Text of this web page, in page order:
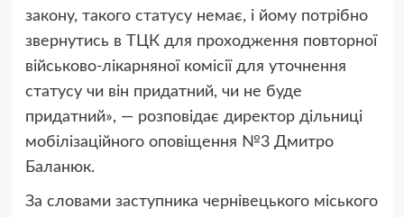
закону, такого статусу немає, і йому потрібно
звернутись в ТЦК для проходження повторної
військово-лікарняної комісії для уточнення
статусу чи він придатний, чи не буде
придатний», — розповідає директор дільниці
мобілізаційного оповіщення №3 Дмитро
Баланюк.
За словами заступника чернівецького міського